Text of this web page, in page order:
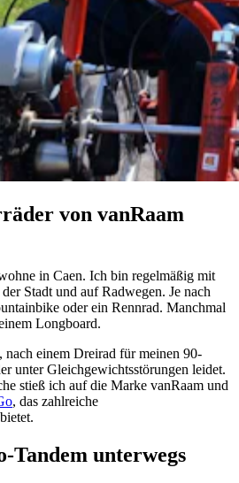
von vanRaam
in Caen. Ich bin regelmäßig mit
Stadt und auf Radwegen. Je nach
oder ein Rennrad. Manchmal
Longboard.
nach einem Dreirad für meinen 90-
unter Gleichgewichtsstörungen leidet.
stieß ich auf die Marke vanRaam und
, das zahlreiche
Tandem unterwegs